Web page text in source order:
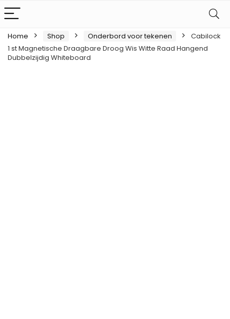
Home Shop Onderbord voor tekenen
Cabilock
1 st Magnetische Draagbare Droog Wis Witte Raad Hangend
Dubbelzijdig Whiteboard